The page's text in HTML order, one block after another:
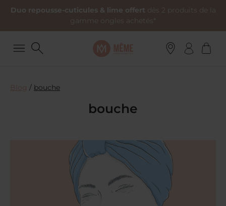
Duo repousse-cuticules & lime offert dès 2 produits de la
gamme ongles achetés*
Blog / bouche
bouche